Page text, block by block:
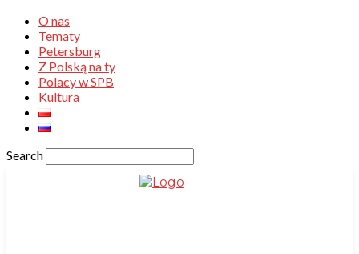
O nas
Tematy
Petersburg
Z Polską na ty
Polacy w SPB
Kultura
Search